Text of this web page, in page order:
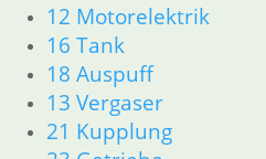
12 Motorelektrik
16 Tank
18 Auspuff
13 Vergaser
21 Kupplung